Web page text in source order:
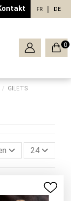
FR DE
0
GILETS
24